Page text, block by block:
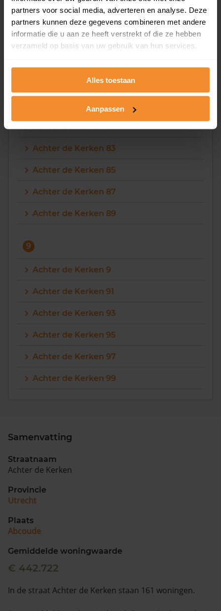
partners voor social media, adverteren en analyse. Deze
partners kunnen deze gegevens combineren met andere
informatie die u aan ze heeft verstrekt of die ze hebben
verzameld op basis van uw gebruik van hun services.
Alles toestaan
Aanpassen
Achter de Kerken 75
Achter de Kerken 77
Achter de Kerken 79
Achter de Kerken 8
Achter de Kerken 81
Achter de Kerken 83
Achter de Kerken 85
Achter de Kerken 87
Achter de Kerken 89
9
Achter de Kerken 9
Achter de Kerken 91
Achter de Kerken 93
Achter de Kerken 95
Achter de Kerken 97
Achter de Kerken 99
Samenvatting
Straatnaam
Achter de Kerken
Provincie
Utrecht
Plaats
Abcoude
Gemiddelde woningwaarde
€ 442.722
In de straat Achter de Kerken staan 161 woningen.